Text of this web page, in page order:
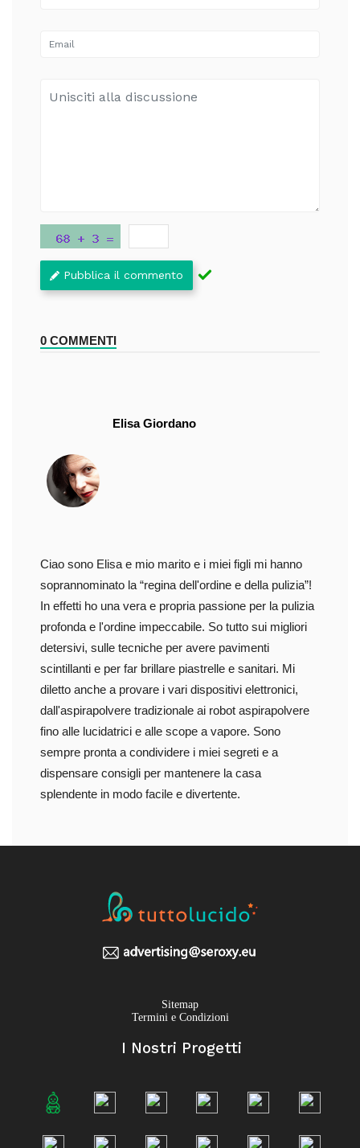
Pubblica il commento
0 COMMENTI
Elisa Giordano
Ciao sono Elisa e mio marito e i miei figli mi hanno
soprannominato la “regina dell'ordine e della pulizia”!
In effetti ho una vera e propria passione per la pulizia
profonda e l'ordine impeccabile. So tutto sui migliori
detersivi, sulle tecniche per avere pavimenti
scintillanti e per far brillare piastrelle e sanitari. Mi
diletto anche a provare i vari dispositivi elettronici,
dall'aspirapolvere tradizionale ai robot aspirapolvere
fino alle lucidatrici e alle scope a vapore. Sono
sempre pronta a condividere i miei segreti e a
dispensare consigli per mantenere la casa
splendente in modo facile e divertente.
Sitemap
Termini e Condizioni
I Nostri Progetti